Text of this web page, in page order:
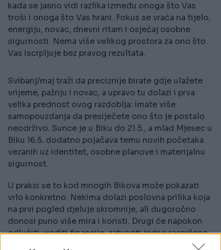
kada se jasno vidi razlika između onoga što Vas
troši i onoga što Vas hrani. Fokus se vraća na tijelo,
energiju, novac, dnevni ritam i osjećaj osobne
sigurnosti. Nema više velikog prostora za ono što
Vas iscrpljuje bez pravog rezultata.
Svibanj/maj traži da preciznije birate gdje ulažete
vrijeme, pažnju i novac, a upravo tu dolazi i prva
velika prednost ovog razdoblja: imate više
samopouzdanja da presiječete ono što je postalo
neodrživo. Sunce je u Biku do 21.5., a mlad Mjesec u
Biku 16.5. dodatno pojačava temu novih početaka
vezanih uz identitet, osobne planove i materijalnu
sigurnost.
U praksi se to kod mnogih Bikova može pokazati
vrlo konkretno. Nekima dolazi poslovna prilika koja
na prvi pogled djeluje skromnije, ali dugoročno
donosi puno više mira i koristi. Drugi će napokon
odlučiti urediti financije, zatvoriti jedno raspršeno
razdoblje i uvesti jasnija pravila trošenja. Treći će